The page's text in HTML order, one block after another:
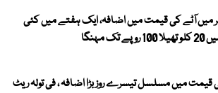
میں آٹے کی قیمت میں اضافہ، ایک ہفتے میں کئی
تک مہنگا
قیمت میں مسلسل تیسرے روز بڑا اضافہ ، فی تولہ ریٹ